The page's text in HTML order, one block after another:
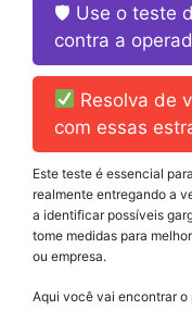
🛡 Use o teste
contra a
Resolva de
com essas
Este teste é essencial
realmente entregando a
a identificar possíveis
tome medidas para
ou empresa.
Aqui você vai encontrar o